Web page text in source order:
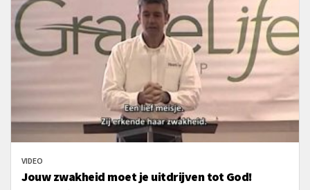
VIDEO
Jouw zwakheid moet je uitdrijven tot God!